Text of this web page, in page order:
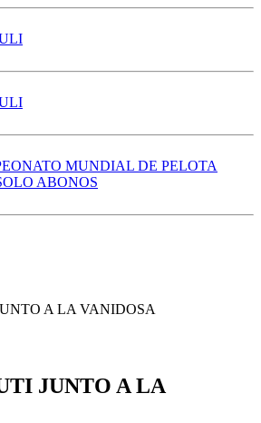
MUNDIAL DE PELOTA
ABONOS
JUNTO A LA